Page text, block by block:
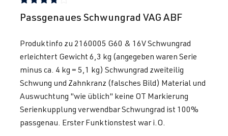
Évaluation avec une note de 4 sur 5 étoiles
Passgenaues Schwungrad VAG ABF
Produktinfo zu 2160005 G60 & 16V Schwungrad
erleichtert Gewicht 6,3 kg (angegeben waren Serie
minus ca. 4 kg = 5,1 kg) Schwungrad zweiteilig
Schwung und Zahnkranz (falsches Bild) Material und
Auswuchtung "wie üblich" keine OT Markierung
Serienkupplung verwendbar Schwungrad ist 100%
passgenau. Erster Funktionstest war i.O.